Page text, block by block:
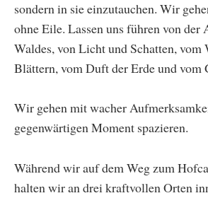
sondern in sie einzutauchen. Wir
ohne Eile. Lassen uns führen von der
Waldes, von Licht und Schatten, vom
Blättern, vom Duft der Erde und vom
Wir gehen mit wacher
gegenwärtigen Moment spazieren.
Während wir auf dem Weg zum
halten wir an drei kraftvollen Orten